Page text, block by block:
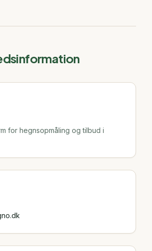
for hegnsopmåling og tilbud i